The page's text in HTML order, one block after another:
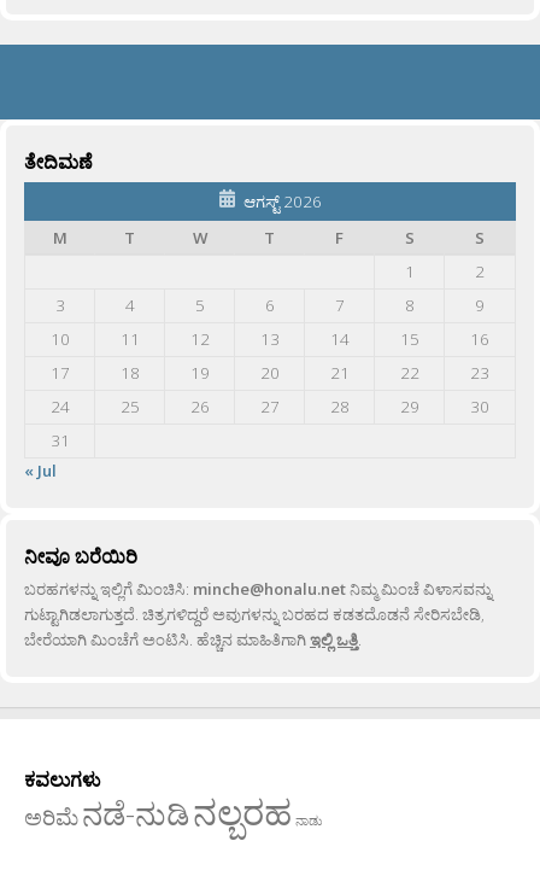
ತೇದಿಮಣೆ
ಆಗಸ್ಟ್ 2026
M
T W T F S
S
1
2
3
4 5 6 7 8
9
10
11 12 13 14 15
16
17
18 19 20 21 22
23
24
25 26 27 28 29
30
31
« Jul
ನೀವೂ ಬರೆಯಿರಿ
ಬರಹಗಳನ್ನು ಇಲ್ಲಿಗೆ ಮಿಂಚಿಸಿ: minche@honalu.netನಿಮ್ಮ ಮಿಂಚೆ ವಿಳಾಸವನ್ನು
ಗುಟ್ಟಾಗಿಡಲಾಗುತ್ತದೆ. ಚಿತ್ರಗಳಿದ್ದರೆ ಅವುಗಳನ್ನು ಬರಹದ ಕಡತದೊಡನೆ ಸೇರಿಸಬೇಡಿ,
ಬೇರೆಯಾಗಿ ಮಿಂಚೆಗೆ ಅಂಟಿಸಿ. ಹೆಚ್ಚಿನ ಮಾಹಿತಿಗಾಗಿಇಲ್ಲಿ ಒತ್ತಿ.
ಕವಲುಗಳು
ಅರಿಮೆನಡೆ-ನುಡಿನಲ್ಬರಹ ನಾಡು